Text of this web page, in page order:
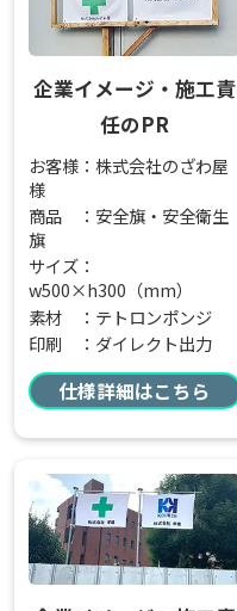
企業イメージ・施工責
任のPR
お客様：株式会社のざわ屋
様
商品 ：安全旗・安全衛生
旗
サイズ：
w500×h300（mm）
素材 ：テトロンポンジ
印刷 ：ダイレクト出力
仕様詳細はこちら